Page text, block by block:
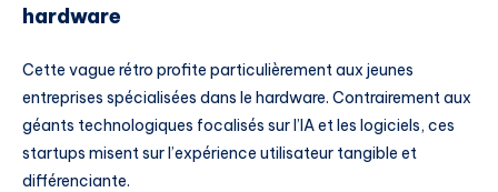
hardware
Cette vague rétro profite particulièrement aux jeunes
entreprises spécialisées dans le hardware. Contrairement aux
géants technologiques focalisés sur l’IA et les logiciels, ces
startups misent sur l’expérience utilisateur tangible et
différenciante.